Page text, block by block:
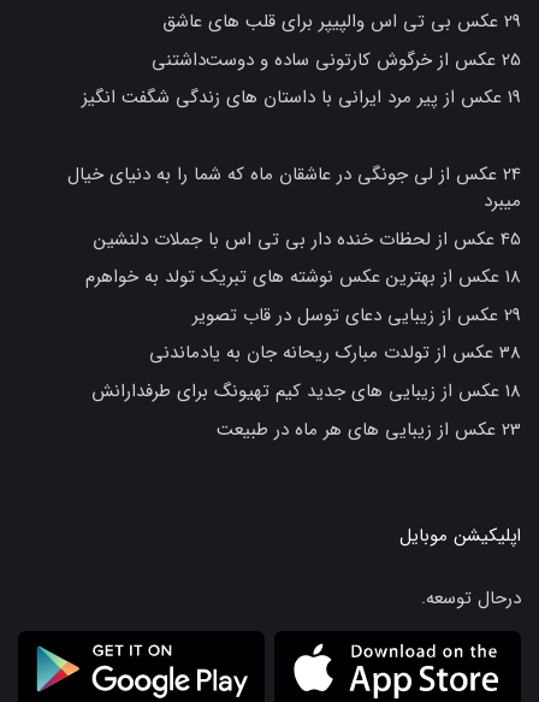
29 عکس بی تی اس والپیپر برای قلب های عاشق
25 عکس از خرگوش کارتونی ساده و دوست‌داشتنی
19 عکس از پیر مرد ایرانی با داستان های زندگی شگفت انگیز
24 عکس از لی جونگی در عاشقان ماه که شما را به دنیای خیال
میبرد
45 عکس از لحظات خنده دار بی تی اس با جملات دلنشین
18 عکس از بهترین عکس نوشته های تبریک تولد به خواهرم
29 عکس از زیبایی دعای توسل در قاب تصویر
38 عکس از تولدت مبارک ریحانه جان به یادماندنی
18 عکس از زیبایی های جدید کیم تهیونگ برای طرفدارانش
23 عکس از زیبایی های هر ماه در طبیعت
اپلیکیشن موبایل
درحال توسعه.